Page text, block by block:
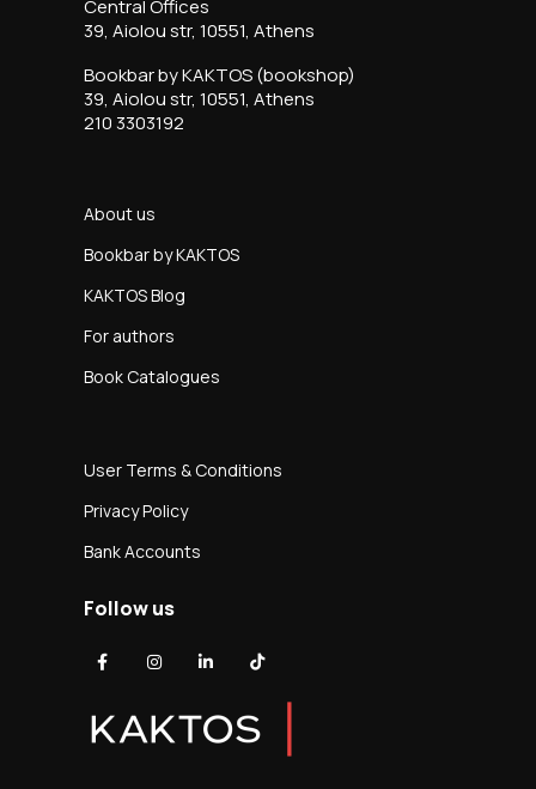
Central Offices
39, Aiolou str, 10551, Athens
Bookbar by KAKTOS (bookshop)
39, Aiolou str, 10551, Athens
210 3303192
About us
Bookbar by KAKTOS
KAKTOS Blog
For authors
Book Catalogues
User Terms & Conditions
Privacy Policy
Bank Accounts
Follow us